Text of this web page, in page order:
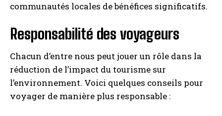
communautés locales de bénéfices significatifs.
Responsabilité des voyageurs
Chacun d’entre nous peut jouer un rôle dans la
réduction de l’impact du tourisme sur
l’environnement. Voici quelques conseils pour
voyager de manière plus responsable :